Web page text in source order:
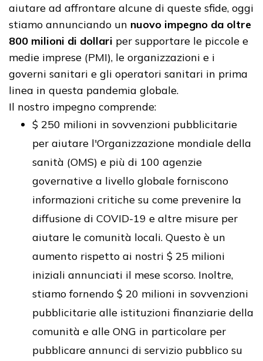
aiutare ad affrontare alcune di queste sfide, oggi
stiamo annunciando un nuovo impegno da oltre
800 milioni di dollari per supportare le piccole e
medie imprese (PMI), le organizzazioni e i
governi sanitari e gli operatori sanitari in prima
linea in questa pandemia globale.
Il nostro impegno comprende:
$ 250 milioni in sovvenzioni pubblicitarie
per aiutare l'Organizzazione mondiale della
sanità (OMS) e più di 100 agenzie
governative a livello globale forniscono
informazioni critiche su come prevenire la
diffusione di COVID-19 e altre misure per
aiutare le comunità locali. Questo è un
aumento rispetto ai nostri $ 25 milioni
iniziali annunciati il ​​mese scorso. Inoltre,
stiamo fornendo $ 20 milioni in sovvenzioni
pubblicitarie alle istituzioni finanziarie della
comunità e alle ONG in particolare per
pubblicare annunci di servizio pubblico su